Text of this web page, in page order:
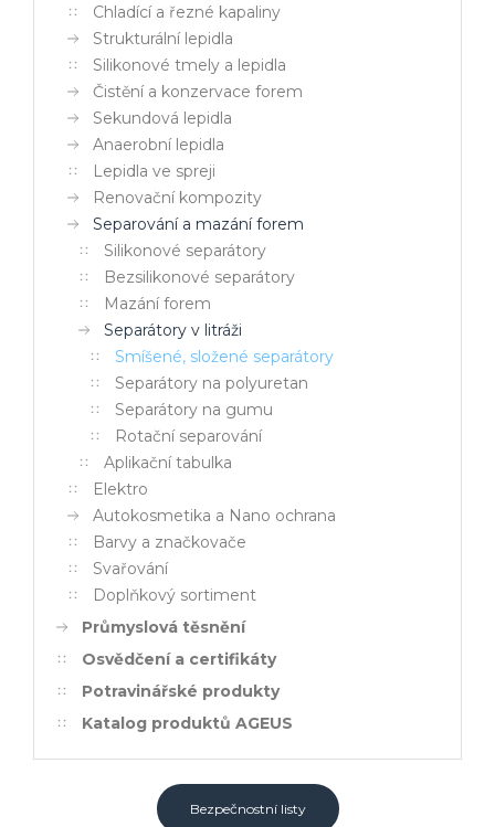
Chladící a řezné kapaliny
Strukturální lepidla
Silikonové tmely a lepidla
Čistění a konzervace forem
Sekundová lepidla
Anaerobní lepidla
Lepidla ve spreji
Renovační kompozity
Separování a mazání forem
Silikonové separátory
Bezsilikonové separátory
Mazání forem
Separátory v litráži
Smíšené, složené separátory
Separátory na polyuretan
Separátory na gumu
Rotační separování
Aplikační tabulka
Elektro
Autokosmetika a Nano ochrana
Barvy a značkovače
Svařování
Doplňkový sortiment
Průmyslová těsnění
Osvědčení a certifikáty
Potravinářské produkty
Katalog produktů AGEUS
Bezpečnostní listy